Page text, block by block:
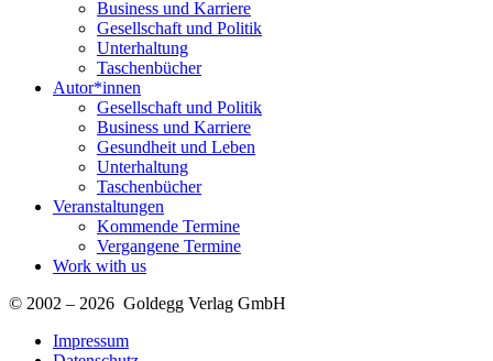
Business und Karriere
Gesellschaft und Politik
Unterhaltung
Taschenbücher
Autor*innen
Gesellschaft und Politik
Business und Karriere
Gesundheit und Leben
Unterhaltung
Taschenbücher
Veranstaltungen
Kommende Termine
Vergangene Termine
Work with us
© 2002 – 2026 Goldegg Verlag GmbH
Impressum